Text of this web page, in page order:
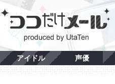
アイドル 声優